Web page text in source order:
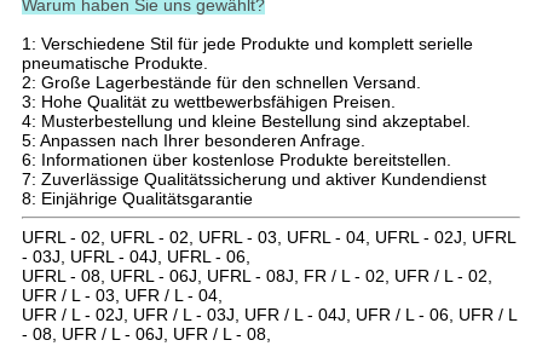
Warum haben Sie uns gewählt?
1: Verschiedene Stil für jede Produkte und komplett serielle
pneumatische Produkte.
2: Große Lagerbestände für den schnellen Versand.
3: Hohe Qualität zu wettbewerbsfähigen Preisen.
4: Musterbestellung und kleine Bestellung sind akzeptabel.
5: Anpassen nach Ihrer besonderen Anfrage.
6: Informationen über kostenlose Produkte bereitstellen.
7: Zuverlässige Qualitätssicherung und aktiver Kundendienst
8: Einjährige Qualitätsgarantie
UFRL - 02, UFRL - 02, UFRL - 03, UFRL - 04, UFRL - 02J, UFRL
- 03J, UFRL - 04J, UFRL - 06,
UFRL - 08, UFRL - 06J, UFRL - 08J, FR / L - 02, UFR / L - 02,
UFR / L - 03, UFR / L - 04,
UFR / L - 02J, UFR / L - 03J, UFR / L - 04J, UFR / L - 06, UFR / L
- 08, UFR / L - 06J, UFR / L - 08,